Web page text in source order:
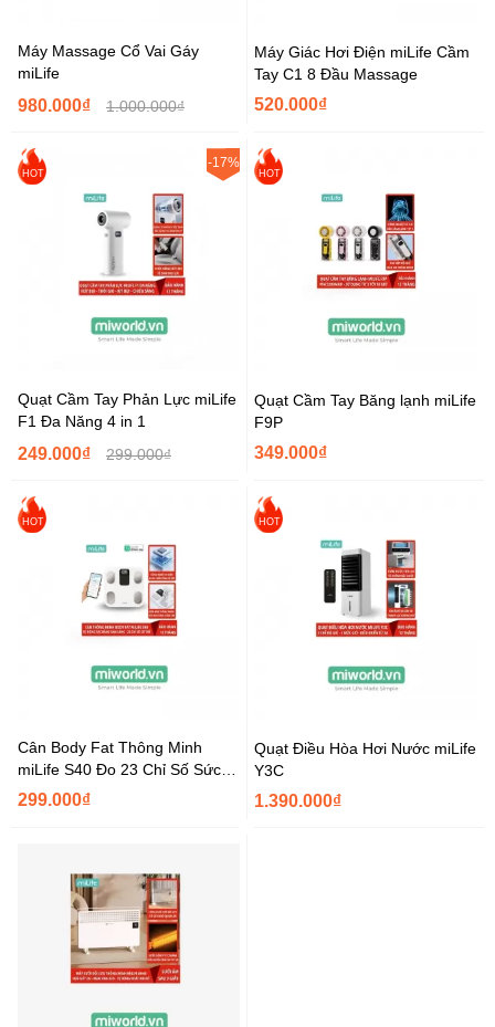
Máy Massage Cổ Vai Gáy
miLife
980.000₫ 1.000.000₫
Máy Giác Hơi Điện miLife Cầm
Tay C1 8 Đầu Massage
520.000₫
HOT
-17%
Quạt Cầm Tay Phản Lực miLife
F1 Đa Năng 4 in 1
249.000₫ 299.000₫
HOT
Quạt Cầm Tay Băng lạnh miLife
F9P
349.000₫
HOT
Cân Body Fat Thông Minh
miLife S40 Đo 23 Chỉ Số Sức
Khỏe
299.000₫
HOT
Quạt Điều Hòa Hơi Nước miLife
Y3C
1.390.000₫